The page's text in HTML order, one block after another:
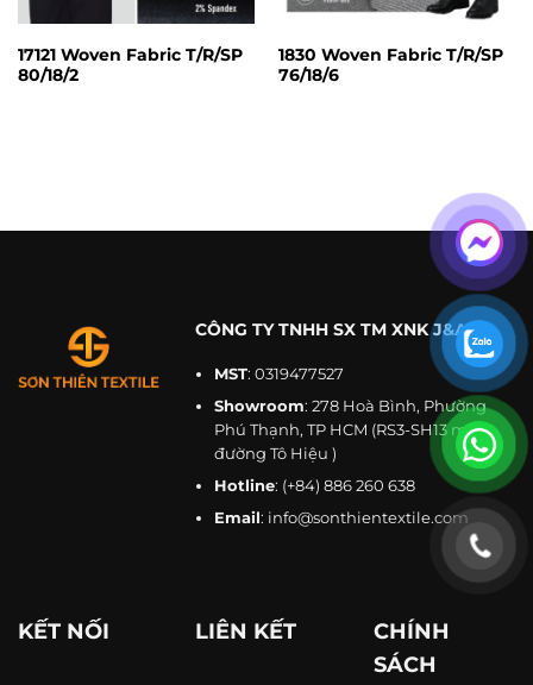
17121 Woven Fabric T/R/SP
80/18/2
1830 Woven Fabric T/R/SP
76/18/6
CÔNG TY TNHH SX TM XNK J&A
MST: 0319477527
Showroom: 278 Hoà Bình, Phường
Phú Thạnh, TP HCM (RS3-SH13 mặt
đường Tô Hiệu )
Hotline: (+84) 886 260 638
Email: info@sonthientextile.com
KẾT NỐI LIÊN KẾT
CHÍNH
SÁCH